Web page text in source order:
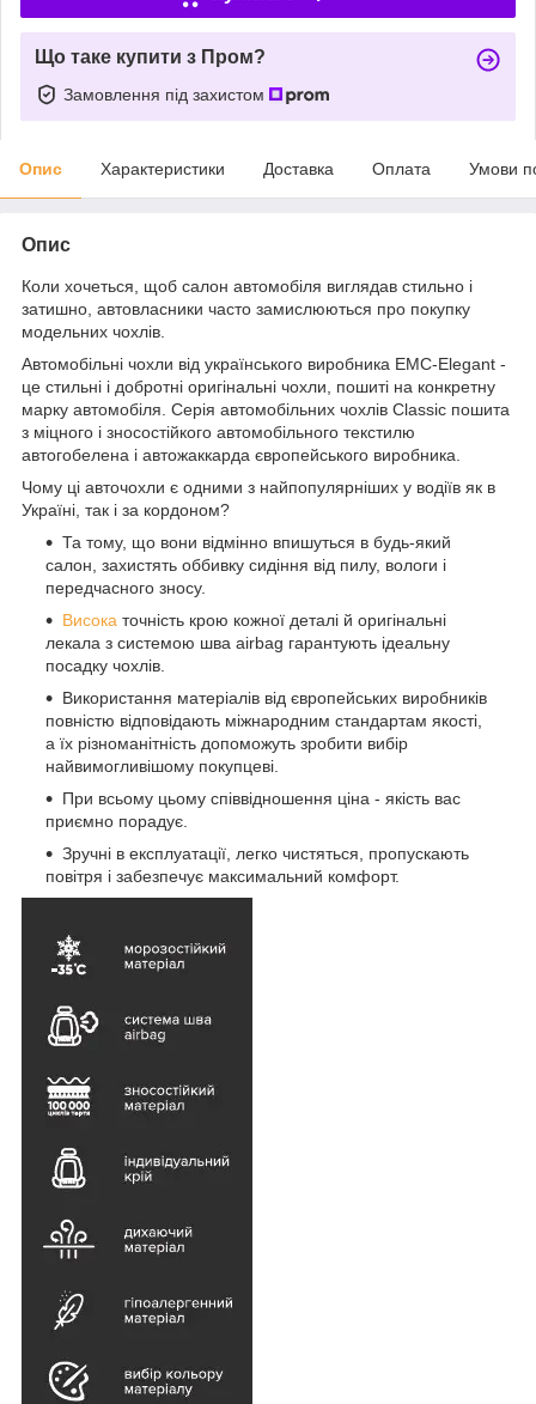
Що таке купити з Пром?
Замовлення під захистом
Опис Характеристики Доставка Оплата Умови
Опис
Коли хочеться, щоб салон автомобіля виглядав стильно і
затишно, автовласники часто замислюються про покупку
модельних чохлів.
Автомобільні чохли від українського виробника EMC-Elegant -
це стильні і добротні оригінальні чохли, пошиті на конкретну
марку автомобіля. Серія автомобільних чохлів Classic пошита
з міцного і зносостійкого автомобільного текстилю
автогобелена і автожаккарда європейського виробника.
Чому ці авточохли є одними з найпопулярніших у водіїв як в
Україні, так і за кордоном?
Та тому, що вони відмінно впишуться в будь-який
салон, захистять оббивку сидіння від пилу, вологи і
передчасного зносу.
Висока точність крою кожної деталі й оригінальні
лекала з системою шва airbag гарантують ідеальну
посадку чохлів.
Використання матеріалів від європейських виробників
повністю відповідають міжнародним стандартам якості,
а їх різноманітність допоможуть зробити вибір
найвимогливішому покупцеві.
При всьому цьому співвідношення ціна - якість вас
приємно порадує.
Зручні в експлуатації, легко чистяться, пропускають
повітря і забезпечує максимальний комфорт.